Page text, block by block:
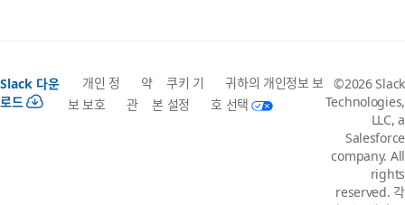
Slack 다운
로드
개인 정
보 보호
약
관
쿠키 기
본 설정
귀하의 개인정보 보
호 선택
©2026 Slack
Technologies,
LLC, a
Salesforce
company. All
rights
reserved. 각